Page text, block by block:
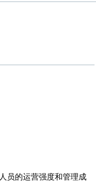
员的运营强度和管理成